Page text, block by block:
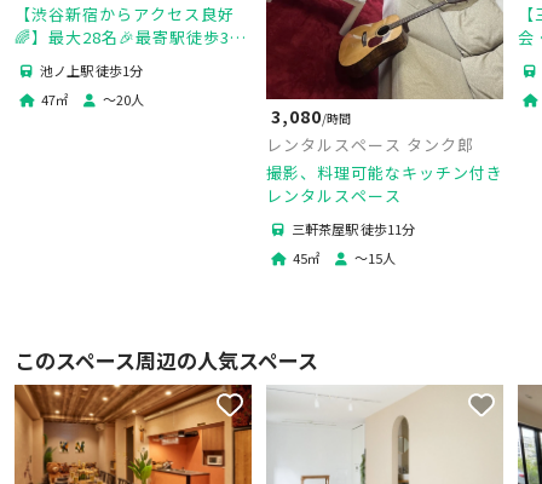
【渋谷新宿からアクセス良好
🌈】最大28名🎉最寄駅徒歩30
秒🚶‍♂️カウンターキッチン🍳ゴ
ミ回収OP有🧹120㌅のスクリ
ーン🎥
池ノ上駅 徒歩1分
47㎡ 〜20人
3,080/時間
レンタルスペース タンク郎
撮影、料理可能なキッチン付き
レンタルスペース
三軒茶屋駅 徒歩11分
45㎡ 〜15人
会
このスペース周辺の人気スペース